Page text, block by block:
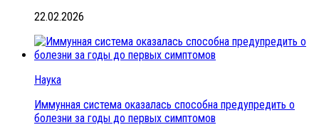
22.02.2026
Наука
Иммунная система оказалась способна предупредить о
болезни за годы до первых симптомов